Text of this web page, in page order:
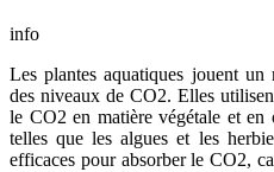
info
Les plantes aquatiques jouent
des niveaux de CO2. Elles
le CO2 en matière végétale et en
telles que les algues et les
efficaces pour absorber le CO2,